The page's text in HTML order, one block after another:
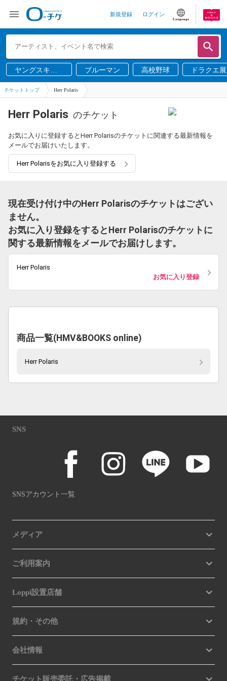
新規登録 ログイン
Language
ヤングスキニ
ー
ブルーマン 高校野球 ドラクエ展
チケットトップ Herr Polaris
Herr Polaris のチケット
お気に入りに登録するとHerr Polarisのチケットに関連する最新情報を
メールでお届けいたします。
Herr Polarisをお気に入り登録する
現在受け付け中のHerr Polarisのチケットはござい
ません。
お気に入り登録をするとHerr Polarisのチケットに
関する最新情報をメールでお届けします。
Herr Polaris
お気に入り登録
商品一覧(HMV&BOOKS online)
Herr Polaris
SNS
SNSアカウント一覧
メディア
ご利用案内
Loppi設置店舗
規約・その他
会社情報
チケット販売委託・広告掲載